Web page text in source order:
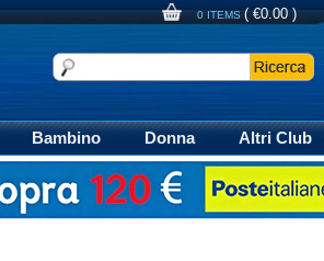
0 ITEMS ( €0.00 )
Bambino Donna
Altri Club
Maglia Calcio Polo